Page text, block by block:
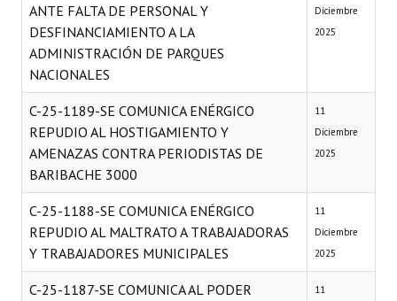
ANTE FALTA DE PERSONAL Y
DESFINANCIAMIENTO A LA
ADMINISTRACIÓN DE PARQUES
NACIONALES
Diciembre
2025
C-25-1189-SE COMUNICA ENÉRGICO
REPUDIO AL HOSTIGAMIENTO Y
AMENAZAS CONTRA PERIODISTAS DE
BARIBACHE 3000
11
Diciembre
2025
C-25-1188-SE COMUNICA ENÉRGICO
REPUDIO AL MALTRATO A TRABAJADORAS
Y TRABAJADORES MUNICIPALES
11
Diciembre
2025
C-25-1187-SE COMUNICA AL PODER
11